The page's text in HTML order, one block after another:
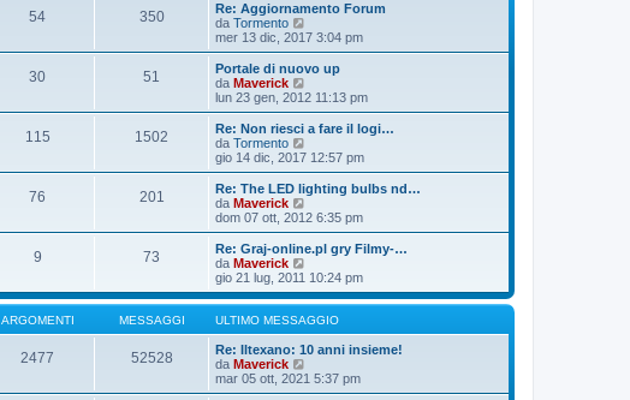
54 350
Re: Aggiornamento Forum
da Tormento
e
d
i
l
m
o
m
s
a
g
g
o
mer 13 dic, 2017 3:04 pm
30 51
Portale di nuovo up
da Maverick
e
d
i
l
m
o
m
s
a
g
i
lun 23 gen, 2012 11:13 pm
115 1502
Re: Non riesci a fare il logi…
da Tormento
e
d
i
u
l
m
o
m
e
s
s
a
g
g
i
gio 14 dic, 2017 12:57 pm
76 201
Re: The LED lighting bulbs nd…
da Maverick
e
d
i
i
m
o
m
s
dom 07 ott, 2012 6:35 pm
9 73
Re: Graj-online.pl gry Filmy-…
da Maverick
e
d
i
u
l
t
m
o
gio 21 lug, 2011 10:24 pm
ARGOMENTI MESSAGGI ULTIMO MESSAGGIO
2477 52528
Re: Iltexano: 10 anni insieme!
da Maverick
e
d
mar 05 ott, 2021 5:37 pm